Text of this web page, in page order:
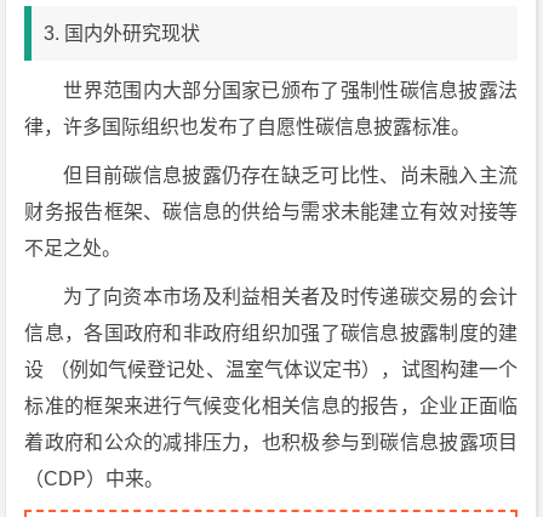
3. 国内外研究现状
世界范围内大部分国家已颁布了强制性碳信息披露法
律，许多国际组织也发布了自愿性碳信息披露标准。
但目前碳信息披露仍存在缺乏可比性、尚未融入主流
财务报告框架、碳信息的供给与需求未能建立有效对接等
不足之处。
为了向资本市场及利益相关者及时传递碳交易的会计
信息，各国政府和非政府组织加强了碳信息披露制度的建
设 （例如气候登记处、温室气体议定书），试图构建一个
标准的框架来进行气候变化相关信息的报告，企业正面临
着政府和公众的减排压力，也积极参与到碳信息披露项目
（CDP）中来。